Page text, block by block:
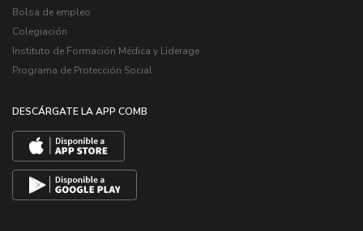
Bolsa de empleo
Colegiación
Instituto de Formación Médica y Liderage
Programa de Protección Social
DESCÁRGATE LA APP COMB